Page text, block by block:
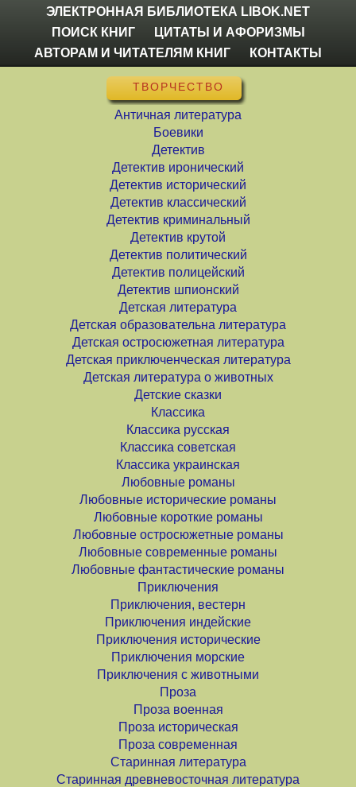
ЭЛЕКТРОННАЯ БИБЛИОТЕКА LIBOK.NET
ПОИСК КНИГ
ЦИТАТЫ И АФОРИЗМЫ
АВТОРАМ И ЧИТАТЕЛЯМ КНИГ
КОНТАКТЫ
ТВОРЧЕСТВО
Античная литература
Боевики
Детектив
Детектив иронический
Детектив исторический
Детектив классический
Детектив криминальный
Детектив крутой
Детектив политический
Детектив полицейский
Детектив шпионский
Детская литература
Детская образовательна литература
Детская остросюжетная литература
Детская приключенческая литература
Детская литература о животных
Детские сказки
Классика
Классика русская
Классика советская
Классика украинская
Любовные романы
Любовные исторические романы
Любовные короткие романы
Любовные остросюжетные романы
Любовные современные романы
Любовные фантастические романы
Приключения
Приключения, вестерн
Приключения индейские
Приключения исторические
Приключения морские
Приключения с животными
Проза
Проза военная
Проза историческая
Проза современная
Старинная литература
Старинная древневосточная литература